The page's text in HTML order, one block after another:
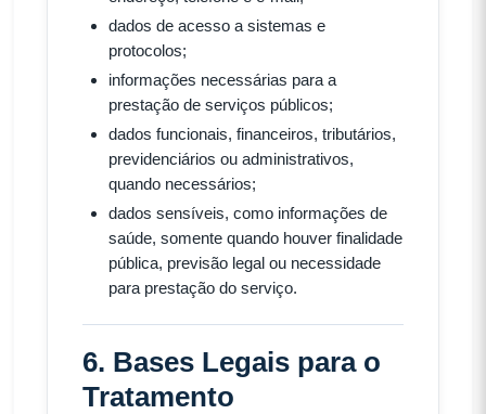
dados de acesso a sistemas e
protocolos;
informações necessárias para a
prestação de serviços públicos;
dados funcionais, financeiros, tributários,
previdenciários ou administrativos,
quando necessários;
dados sensíveis, como informações de
saúde, somente quando houver finalidade
pública, previsão legal ou necessidade
para prestação do serviço.
6. Bases Legais para o
Tratamento